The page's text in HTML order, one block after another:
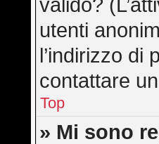
valido?
utenti
l’indirizzo di
contattare
Top
» Mi sono